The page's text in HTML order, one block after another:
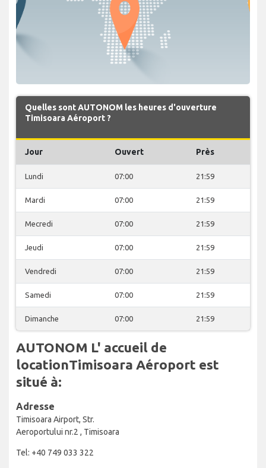
Quelles sont AUTONOM les heures d'ouverture
Timisoara Aéroport ?
Jour Ouvert Près
Lundi 07:00 21:59
Mardi 07:00 21:59
Mecredi 07:00 21:59
Jeudi 07:00 21:59
Vendredi 07:00 21:59
Samedi 07:00 21:59
Dimanche 07:00 21:59
AUTONOM L' accueil de
locationTimisoara Aéroport est
situé à:
Adresse
Timisoara Airport, Str.
Aeroportului nr.2 , Timisoara
Tel: +40 749 033 322